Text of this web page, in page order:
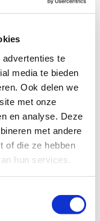
te
media te bieden
Ook delen we
met onze
en analyse. Deze
met andere
of die ze hebben
hun services.